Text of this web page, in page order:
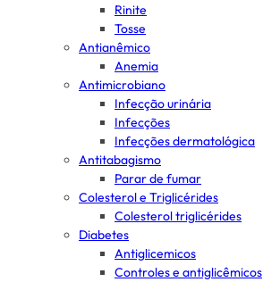
Rinite
Tosse
Antianêmico
Anemia
Antimicrobiano
Infecção urinária
Infecções
Infecções dermatológica
Antitabagismo
Parar de fumar
Colesterol e Triglicérides
Colesterol triglicérides
Diabetes
Antiglicemicos
Controles e antiglicêmicos